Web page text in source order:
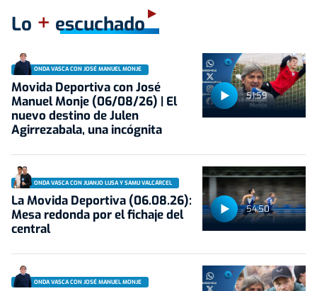
Lo + escuchado
51:59
ONDA VASCA CON JOSÉ MANUEL MONJE
Movida Deportiva con José
Manuel Monje (06/08/26) | El
nuevo destino de Julen
Agirrezabala, una incógnita
54:50
ONDA VASCA CON JUANJO LUSA Y SAMU VALCÁRCEL
La Movida Deportiva (06.08.26):
Mesa redonda por el fichaje del
central
ONDA VASCA CON JOSÉ MANUEL MONJE